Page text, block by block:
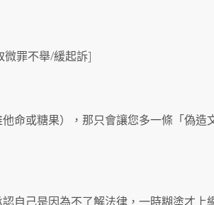
微罪不舉/緩起訴]
命或糖果），那只會讓您多一條「偽造
自己是因為不了解法律，一時糊塗才上